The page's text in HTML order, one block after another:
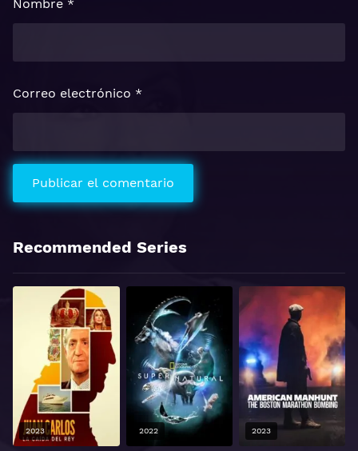
Nombre *
Correo electrónico *
Recommended Series
2023 2022 2023